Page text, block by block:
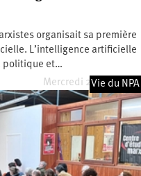
organisait sa première
L’intelligence artificielle
politique et…
Mercredi 27 mai 2026
Vie du NPA